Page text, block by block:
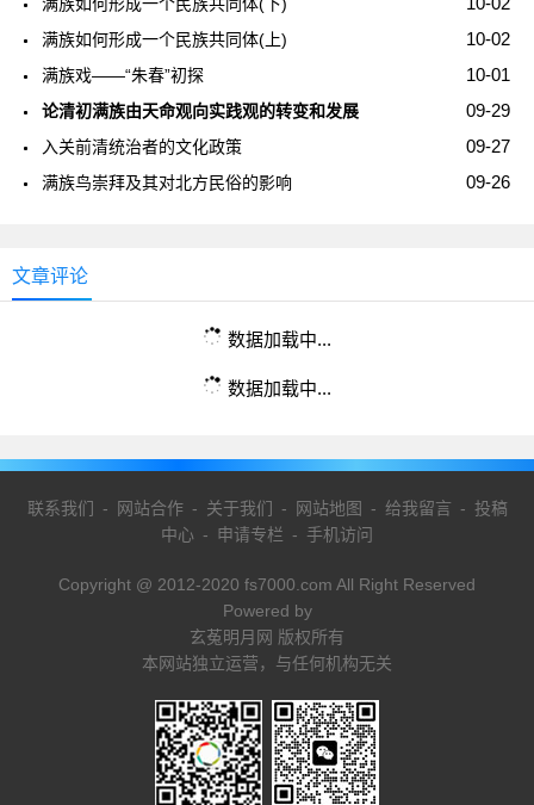
10-02
满族如何形成一个民族共同体(上)
10-01
满族戏——“朱春”初探
09-29
论清初满族由天命观向实践观的转变和发展
09-27
入关前清统治者的文化政策
09-26
满族鸟崇拜及其对北方民俗的影响
文章评论
数据加载中...
数据加载中...
联系我们 - 网站合作- 关于我们 - 网站地图 - 给我留言 - 投稿
中心 - 申请专栏 - 手机访问
Copyright @ 2012-2020 fs7000.com All Right Reserved
Powered by
玄菟明月网 版权所有
本网站独立运营，与任何机构无关